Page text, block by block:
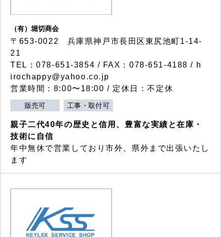
（有）堀切商会
〒653-0022 兵庫県神戸市長田区東尻池町1-14-
21
TEL：078-651-3854 / FAX：078-651-4188 / h
irochappy@yahoo.co.jp
営業時間：8:00〜18:00 / 定休日：不定休
販売可 工事・取付可
親子二代40年の歴史と信用、豊富な実績と在庫・
技術に自信
年中無休で営業しており市外、県外まで出張いたし
ます